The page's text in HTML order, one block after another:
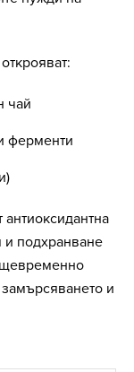
чай
ферменти
и подхранване
и